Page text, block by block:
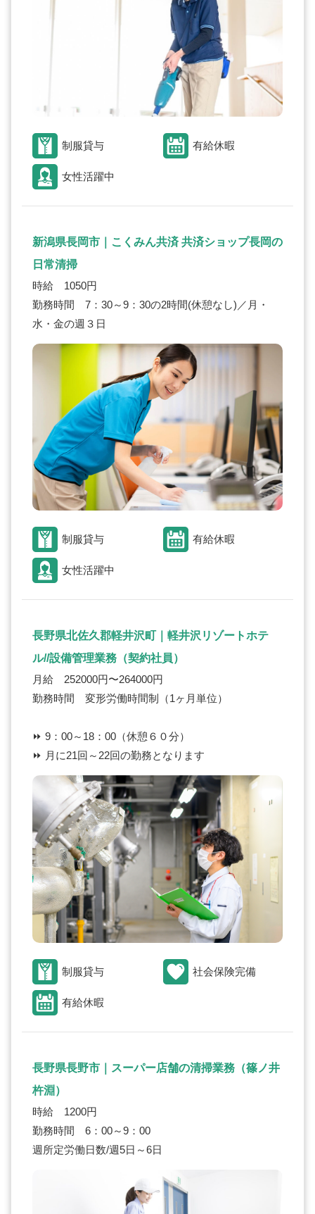
制服貸与 有給休暇
女性活躍中
新潟県長岡市｜こくみん共済 共済ショップ長岡の
日常清掃
時給 1050円
勤務時間 7：30～9：30の2時間(休憩なし)／月・
水・金の週３日
制服貸与 有給休暇
女性活躍中
長野県北佐久郡軽井沢町｜軽井沢リゾートホテ
ル//設備管理業務（契約社員）
月給 252000円〜264000円
勤務時間 変形労働時間制（1ヶ月単位）
⏩ 9：00～18：00（休憩６０分）
⏩ 月に21回～22回の勤務となります
制服貸与 社会保険完備
有給休暇
長野県長野市｜スーパー店舗の清掃業務（篠ノ井
杵淵）
時給 1200円
勤務時間 6：00～9：00
週所定労働日数/週5日～6日